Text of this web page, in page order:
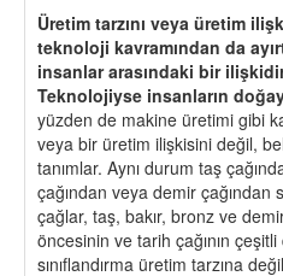
Üretim tarzını veya üretim
teknoloji kavramından da
insanlar arasındaki bir
Teknolojiyse insanların
yüzden de makine üretimi gibi
veya bir üretim ilişkisini değil,
tanımlar. Aynı durum taş
çağından veya demir
çağlar, taş, bakır, bronz ve
öncesinin ve tarih çağının
sınıflandırma üretim tarzına